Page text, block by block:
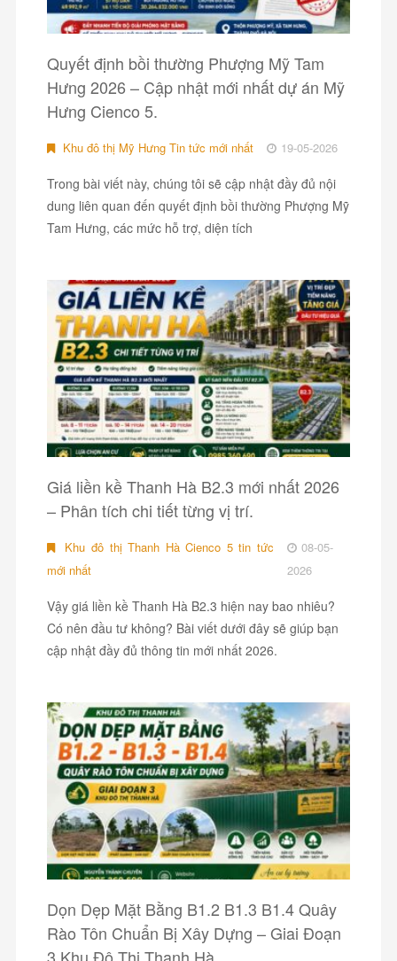
Quyết định bồi thường Phượng Mỹ Tam
Hưng 2026 – Cập nhật mới nhất dự án Mỹ
Hưng Cienco 5.
Khu đô thị Mỹ Hưng Tin tức mới nhất 19-05-2026
Trong bài viết này, chúng tôi sẽ cập nhật đầy đủ nội
dung liên quan đến quyết định bồi thường Phượng Mỹ
Tam Hưng, các mức hỗ trợ, diện tích
Giá liền kề Thanh Hà B2.3 mới nhất 2026
– Phân tích chi tiết từng vị trí.
Khu đô thị Thanh Hà Cienco 5 tin tức
mới nhất
08-05-
2026
Vậy giá liền kề Thanh Hà B2.3 hiện nay bao nhiêu?
Có nên đầu tư không? Bài viết dưới đây sẽ giúp bạn
cập nhật đầy đủ thông tin mới nhất 2026.
Dọn Dẹp Mặt Bằng B1.2 B1.3 B1.4 Quây
Rào Tôn Chuẩn Bị Xây Dựng – Giai Đoạn
3 Khu Đô Thị Thanh Hà.